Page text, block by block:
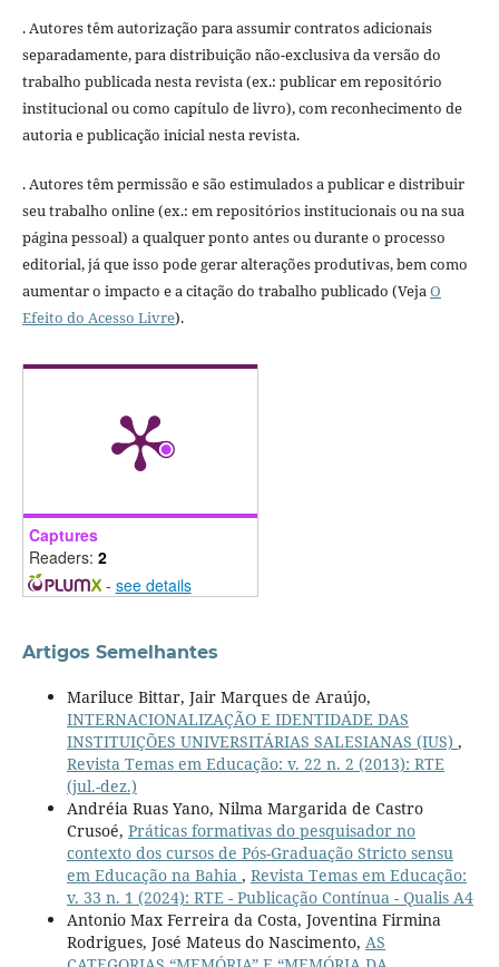
. Autores têm autorização para assumir contratos adicionais
separadamente, para distribuição não-exclusiva da versão do
trabalho publicada nesta revista (ex.: publicar em repositório
institucional ou como capítulo de livro), com reconhecimento de
autoria e publicação inicial nesta revista.
. Autores têm permissão e são estimulados a publicar e distribuir
seu trabalho online (ex.: em repositórios institucionais ou na sua
página pessoal) a qualquer ponto antes ou durante o processo
editorial, já que isso pode gerar alterações produtivas, bem como
aumentar o impacto e a citação do trabalho publicado (VejaO
Efeito do Acesso Livre).
Captures
Readers: 2
- see details
Artigos Semelhantes
Mariluce Bittar, Jair Marques de Araújo,
INTERNACIONALIZAÇÃO E IDENTIDADE DAS
INSTITUIÇÕES UNIVERSITÁRIAS SALESIANAS (IUS) ,
Revista Temas em Educação: v. 22 n. 2 (2013): RTE
(jul.-dez.)
Andréia Ruas Yano, Nilma Margarida de Castro
Crusoé, Práticas formativas do pesquisador no
contexto dos cursos de Pós-Graduação Stricto sensu
em Educação na Bahia , Revista Temas em Educação:
v. 33 n. 1 (2024): RTE - Publicação Contínua - Qualis A4
Antonio Max Ferreira da Costa, Joventina Firmina
Rodrigues, José Mateus do Nascimento, AS